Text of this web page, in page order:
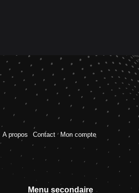
A propos Contact Mon compte
Menu secondaire